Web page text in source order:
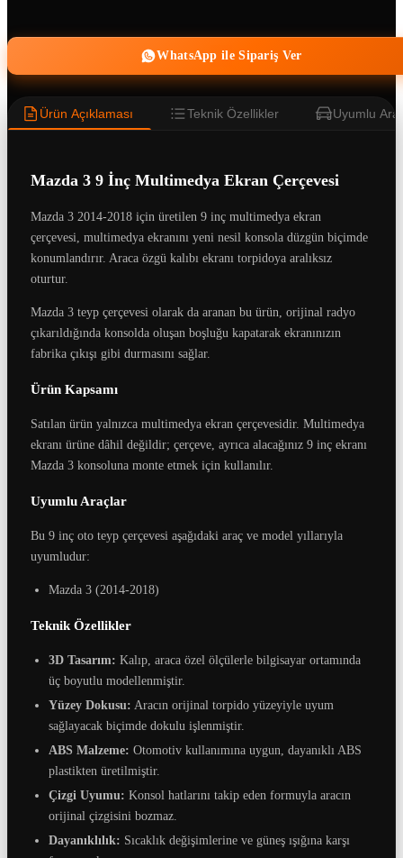
WhatsApp ile Sipariş Ver
Ürün Açıklaması Teknik Özellikler Uyumlu
Mazda 3 9 İnç Multimedya Ekran Çerçevesi
Mazda 3 2014-2018 için üretilen 9 inç multimedya ekran
çerçevesi, multimedya ekranını yeni nesil konsola düzgün biçimde
konumlandırır. Araca özgü kalıbı ekranı torpidoya aralıksız
oturtur.
Mazda 3 teyp çerçevesi olarak da aranan bu ürün, orijinal radyo
çıkarıldığında konsolda oluşan boşluğu kapatarak ekranınızın
fabrika çıkışı gibi durmasını sağlar.
Ürün Kapsamı
Satılan ürün yalnızca multimedya ekran çerçevesidir. Multimedya
ekranı ürüne dâhil değildir; çerçeve, ayrıca alacağınız 9 inç ekranı
Mazda 3 konsoluna monte etmek için kullanılır.
Uyumlu Araçlar
Bu 9 inç oto teyp çerçevesi aşağıdaki araç ve model yıllarıyla
uyumludur:
Mazda 3 (2014-2018)
Teknik Özellikler
3D Tasarım: Kalıp, araca özel ölçülerle bilgisayar ortamında
üç boyutlu modellenmiştir.
Yüzey Dokusu: Aracın orijinal torpido yüzeyiyle uyum
sağlayacak biçimde dokulu işlenmiştir.
ABS Malzeme: Otomotiv kullanımına uygun, dayanıklı ABS
plastikten üretilmiştir.
Çizgi Uyumu: Konsol hatlarını takip eden formuyla aracın
orijinal çizgisini bozmaz.
Dayanıklılık: Sıcaklık değişimlerine ve güneş ışığına karşı